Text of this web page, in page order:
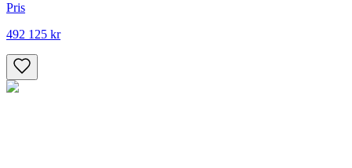
Pris
492 125 kr